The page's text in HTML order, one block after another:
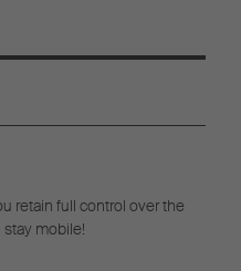
retain full control over the
mobile!